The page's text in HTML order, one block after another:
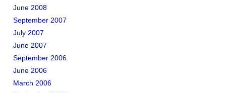
June 2008
September 2007
July 2007
June 2007
September 2006
June 2006
March 2006